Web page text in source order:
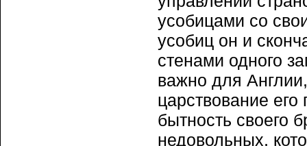
усобицами со
усобиц он и
стенами одного
важно для
царствование
бытность своего
недовольных,